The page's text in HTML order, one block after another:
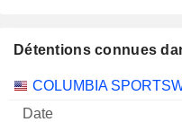
Détentions connues
Nombre
COLUMBIA